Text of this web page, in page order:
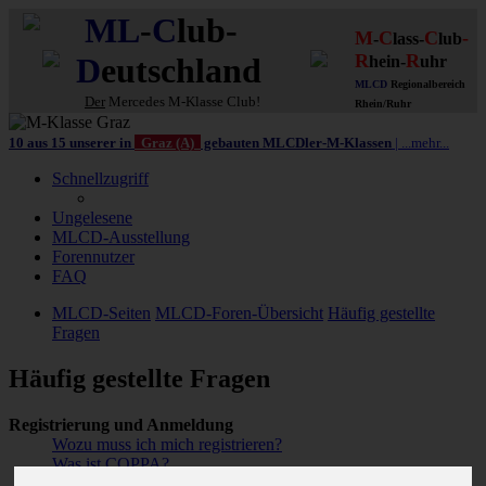
ML-Club-
Deutschland
Der Mercedes M-Klasse Club!
M-Class-Club-
Rhein-Ruhr
MLCD Regionalbereich
Rhein/Ruhr
10 aus 15 unserer in Graz (A) gebauten MLCDler-M-Klassen | ...mehr...
Schnellzugriff
Ungelesene
MLCD-Ausstellung
Forennutzer
FAQ
MLCD-Seiten MLCD-Foren-Übersicht Häufig gestellte
Fragen
Häufig gestellte Fragen
Registrierung und Anmeldung
Wozu muss ich mich registrieren?
Was ist COPPA?